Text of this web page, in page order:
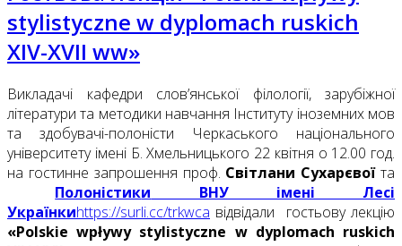
stylistyczne w dyplomach ruskich
XIV-XVII ww»
Викладачі кафедри слов’янської філології, зарубіжної
літератури та методики навчання Інституту іноземних мов
та здобувачі-полоністи Черкаського національного
університету імені Б. Хмельницького 22 квітня о 12.00 год.
на гостинне запрошення проф. Світлани Сухарєвоїта
Полоністики ВНУ імені Лесі
Українкиhttps://surli.cc/trkwca відвідали гостьову лекцію
«Polskie wpływy stylistyczne w dyplomach ruskich